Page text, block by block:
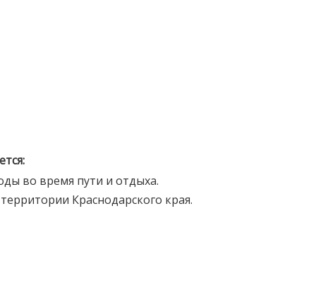
во время пути и отдыха.
Краснодарского края.